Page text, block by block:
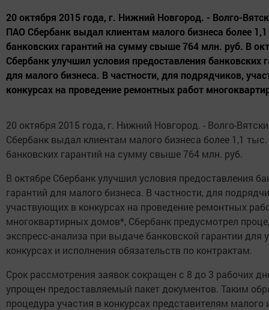
20 октября 2015 года, г. Нижний Новгород. - Волго-
ПАО Сбербанк выдал клиентам малого бизнеса более
банковских гарантий на сумму свыше 764 млн. руб. В
Сбербанк улучшил условия предоставления банковских
для малого бизнеса. В частности, для подрядчиков,
конкурсах на проведение ремонтных работ
20 октября 2015 года, г. Нижний Новгород. - Волго-
Сбербанк выдал клиентам малого бизнеса более 1,1 тыс.
банковских гарантий на сумму свыше 764 млн. руб.
В октябре Сбербанк улучшил условия предоставления
гарантий для малого бизнеса. В частности, для
участвующих в конкурсах на проведение ремонтных
многоквартирных домов*, Сбербанк предусмотрел
экспресс-анализа при выдаче банковской гарантии для
конкурсах и исполнения обязательств по контрактам.
Срок рассмотрения заявок сокращен с 8 до 3 рабочих
упрощен предоставляемый пакет документов. Таким
процедура участия в конкурсах представителям малого